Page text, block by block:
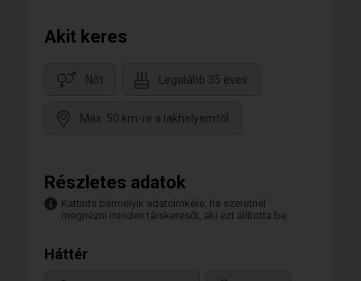
Akit keres
Nőt Legalább 35 éves
Max. 50 km-re a lakhelyemtől
Részletes adatok
Kattints bármelyik adatcímkére, ha szeretnél
megnézni minden társkeresőt, aki ezt állította be.
Háttér